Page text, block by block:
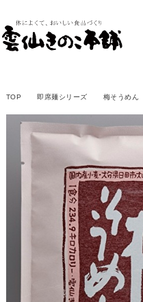
TOP 即席麺シリーズ 梅そうめん